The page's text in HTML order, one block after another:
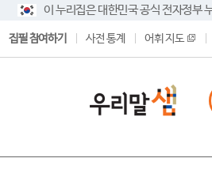
이 누리집은 대한민국 공식 전자정부
집필 참여하기 사전 통계 어휘 지도